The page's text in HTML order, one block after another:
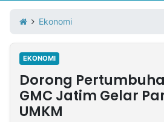
Iklan
Berita
Kami
Nasional
International
Olahraga
Entertainment
Daerah
Pariwisata
Kuliner
Kolom
Ekonomi
EKONOMI
Dorong
GMC Jatim Gelar
UMKM